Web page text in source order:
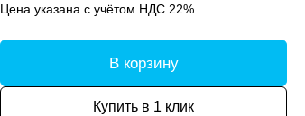
Цена указана с учётом НДС 22%
В корзину
Купить в 1 клик